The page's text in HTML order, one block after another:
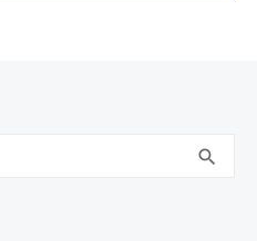
search